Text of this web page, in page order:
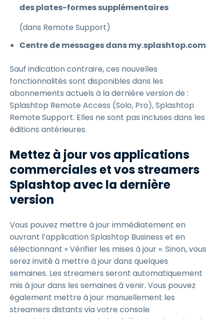
des plates-formes supplémentaires
(dans Remote Support)
Centre de messages dans my.splashtop.com
Sauf indication contraire, ces nouvelles
fonctionnalités sont disponibles dans les
abonnements actuels à la dernière version de :
Splashtop Remote Access (Solo, Pro), Splashtop
Remote Support. Elles ne sont pas incluses dans les
éditions antérieures.
Mettez à jour vos applications
commerciales et vos streamers
Splashtop avec la dernière
version
Vous pouvez mettre à jour immédiatement en
ouvrant l’application Splashtop Business et en
sélectionnant « Vérifier les mises à jour ». Sinon, vous
serez invité à mettre à jour dans quelques
semaines. Les streamers seront automatiquement
mis à jour dans les semaines à venir. Vous pouvez
également mettre à jour manuellement les
streamers distants via votre console